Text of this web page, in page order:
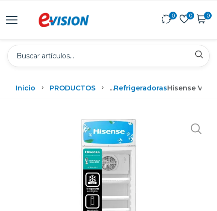
0 0 0
Inicio PRODUCTOS ...RefrigeradorasHisense